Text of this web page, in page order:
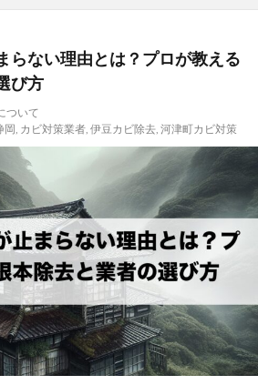
らない理由とは？プロが教える
び方
ついて
岡, カビ対策業者, 伊豆カビ除去, 河津町カビ対策